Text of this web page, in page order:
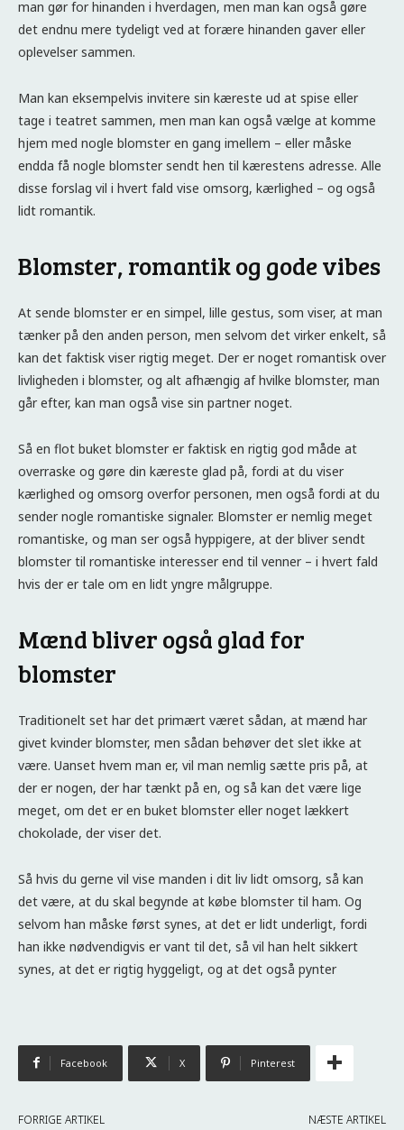
man gør for hinanden i hverdagen, men man kan også gøre
det endnu mere tydeligt ved at forære hinanden gaver eller
oplevelser sammen.
Man kan eksempelvis invitere sin kæreste ud at spise eller
tage i teatret sammen, men man kan også vælge at komme
hjem med nogle blomster en gang imellem – eller måske
endda få nogle blomster sendt hen til kærestens adresse. Alle
disse forslag vil i hvert fald vise omsorg, kærlighed – og også
lidt romantik.
Blomster, romantik og gode vibes
At sende blomster er en simpel, lille gestus, som viser, at man
tænker på den anden person, men selvom det virker enkelt, så
kan det faktisk viser rigtig meget. Der er noget romantisk over
livligheden i blomster, og alt afhængig af hvilke blomster, man
går efter, kan man også vise sin partner noget.
Så en flot buket blomster er faktisk en rigtig god måde at
overraske og gøre din kæreste glad på, fordi at du viser
kærlighed og omsorg overfor personen, men også fordi at du
sender nogle romantiske signaler. Blomster er nemlig meget
romantiske, og man ser også hyppigere, at der bliver sendt
blomster til romantiske interesser end til venner – i hvert fald
hvis der er tale om en lidt yngre målgruppe.
Mænd bliver også glad for
blomster
Traditionelt set har det primært været sådan, at mænd har
givet kvinder blomster, men sådan behøver det slet ikke at
være. Uanset hvem man er, vil man nemlig sætte pris på, at
der er nogen, der har tænkt på en, og så kan det være lige
meget, om det er en buket blomster eller noget lækkert
chokolade, der viser det.
Så hvis du gerne vil vise manden i dit liv lidt omsorg, så kan
det være, at du skal begynde at købe blomster til ham. Og
selvom han måske først synes, at det er lidt underligt, fordi
han ikke nødvendigvis er vant til det, så vil han helt sikkert
synes, at det er rigtig hyggeligt, og at det også pynter
Facebook X Pinterest
FORRIGE ARTIKEL NÆSTE ARTIKEL